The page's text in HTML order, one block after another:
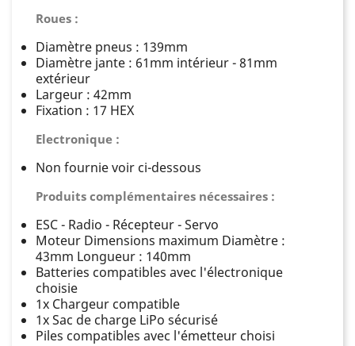
Roues :
Diamètre pneus : 139mm
Diamètre jante : 61mm intérieur - 81mm
extérieur
Largeur : 42mm
Fixation : 17 HEX
Electronique :
Non fournie voir ci-dessous
Produits complémentaires nécessaires :
ESC - Radio - Récepteur - Servo
Moteur Dimensions maximum Diamètre :
43mm Longueur : 140mm
Batteries compatibles avec l'électronique
choisie
1x Chargeur compatible
1x Sac de charge LiPo sécurisé
Piles compatibles avec l'émetteur choisi